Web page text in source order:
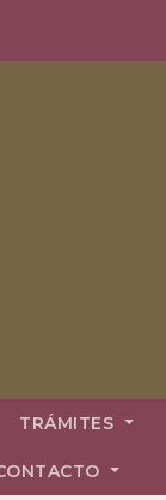
TRÁMITES